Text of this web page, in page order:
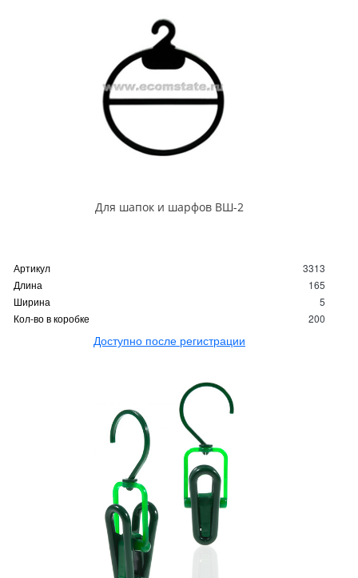
Для шапок и шарфов ВШ-2
Артикул
3313
Длина
165
Ширина
5
Кол-во в коробке
200
Доступно после регистрации